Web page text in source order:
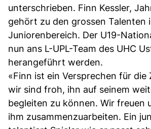
unterschrieben. Finn Kessler,
gehört zu den grossen Talenten
Juniorenbereich. Der U19-
nun ans L-UPL-Team des UHC
herangeführt werden.
«Finn ist ein Versprechen für die
wir sind froh, ihn auf seinem
begleiten zu können. Wir freuen
ihm zusammenzuarbeiten. Ein